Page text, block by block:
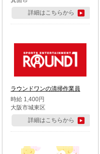
詳細はこちらから
ラウンドワンの清掃作業員
時給 1,400円
大阪市城東区
詳細はこちらから